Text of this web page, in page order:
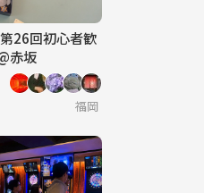
26回初心者歓
赤坂
福岡